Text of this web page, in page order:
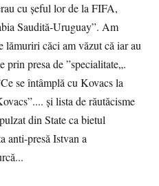
cu șeful lor de la FIFA,
Saudită-Uruguay”. Am
lămuriri căci am văzut că iar au
prin presa de ”specialitate„.
se întâmplă cu Kovacs la
și lista de răutăcisme
din State ca bietul
anti-presă Istvan a